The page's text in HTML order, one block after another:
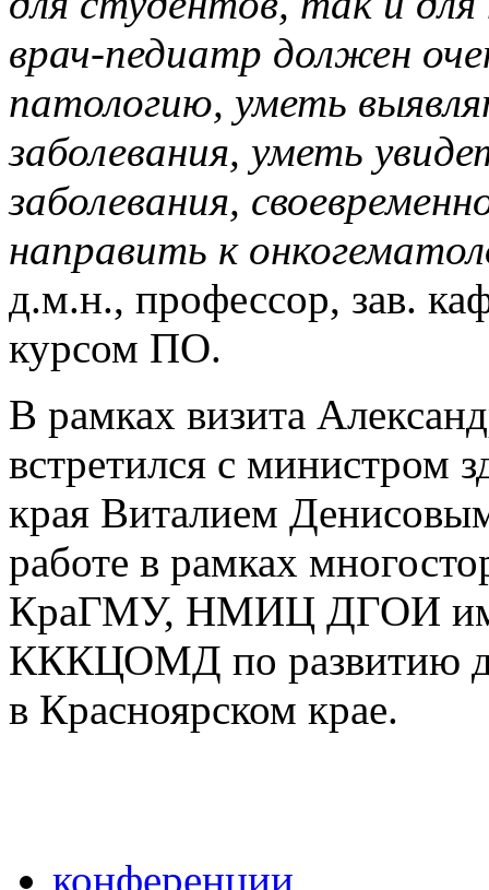
врач-педиатр должен
патологию, уметь
заболевания, уметь
заболевания,
направить к
д.м.н., профессор, зав.
курсом ПО.
В рамках визита
встретился с министром
края Виталием
работе в рамках
КраГМУ, НМИЦ ДГОИ им.
КККЦОМД по развитию
в Красноярском крае.
конференции